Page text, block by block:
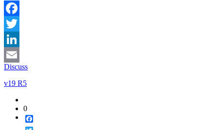
Facebook
Twitter
LinkedIn
Email
Discuss
v19 R5
0